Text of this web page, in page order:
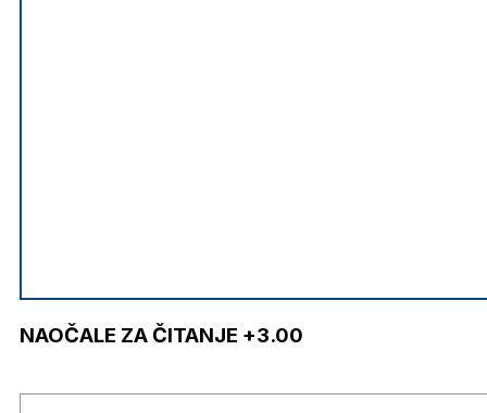
NAOČALE ZA ČITANJE +3.00